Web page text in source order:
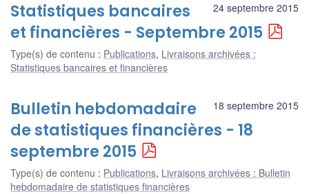
24 septembre 2015
Statistiques bancaires
et financières - Septembre 2015
Type(s) de contenu : Publications, Livraisons archivées :
Statistiques bancaires et financières
18 septembre 2015
Bulletin hebdomadaire
de statistiques financières - 18
septembre 2015
Type(s) de contenu : Publications, Livraisons archivées : Bulletin
hebdomadaire de statistiques financières